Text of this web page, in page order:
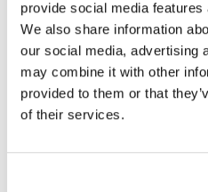
provide social media
We also share information
our social media, advertising
may combine it with other
provided to them or that
of their services.
Toggle overview
Описание изделий
Все характеристики